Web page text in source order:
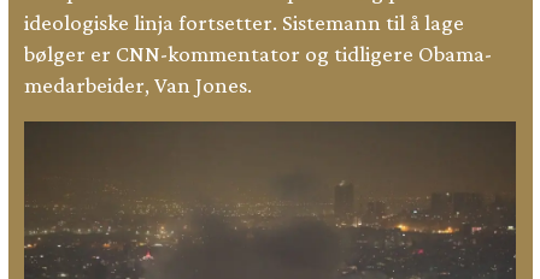
ideologiske linja fortsetter. Sistemann til å lage
bølger er CNN-kommentator og tidligere Obama-
medarbeider, Van Jones.